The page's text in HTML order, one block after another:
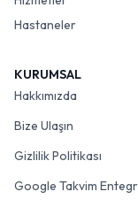
Hastaneler
KURUMSAL
Hakkımızda
Bize Ulaşın
Gizlilik Politikası
Google Takvim